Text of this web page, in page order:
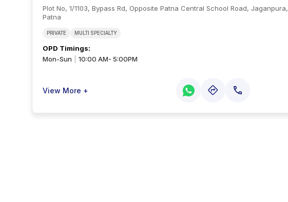
Plot No, 1/1103, Bypass Rd, Opposite Patna Central School Road, Jaganpura,
Patna
PRIVATE MULTI SPECIALTY
OPD Timings:
Mon-Sun
10:00 AM- 5:00PM
View More +